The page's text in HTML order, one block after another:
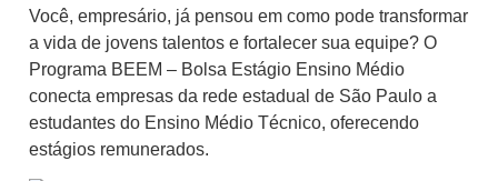
Você, empresário, já pensou em como pode transformar
a vida de jovens talentos e fortalecer sua equipe? O
Programa BEEM – Bolsa Estágio Ensino Médio
conecta empresas da rede estadual de São Paulo a
estudantes do Ensino Médio Técnico, oferecendo
estágios remunerados.